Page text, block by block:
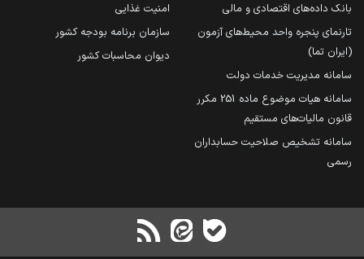
بانک داده‌های اقتصادی و مالی
تارنمای پنجره واحد محیط‌های آزمون
(ایران تما)
سامانه مدیریت خدمات دولت
سامانه هیات موضوع ماده 251 مکرر
قانون مالیات‌های مستقیم
سامانه تشخیص صلاحیت حسابداران
رسمی
امنیت غذایی
سازمان برنامه بودجه کشور
دیوان محاسبات کشور